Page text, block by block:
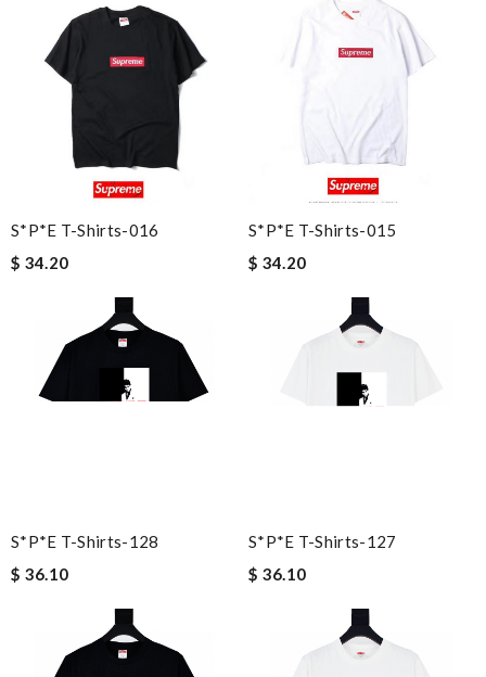
S*p*e T-Shirts-016
$ 34.20
S*p*e T-Shirts-015
$ 34.20
S*p*e T-Shirts-128
$ 36.10
S*p*e T-Shirts-127
$ 36.10